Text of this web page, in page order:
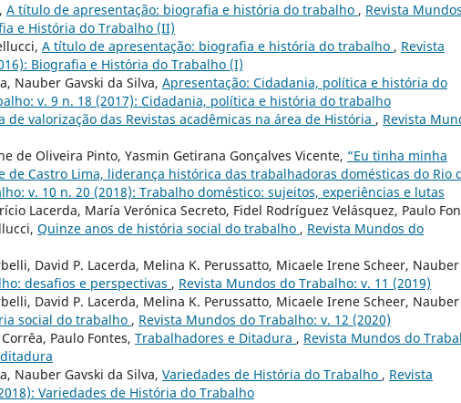
A título de apresentação: biografia e história do trabalho , Revista
e História do Trabalho (II)
A título de apresentação: biografia e história do trabalho , Revista
Biografia e História do Trabalho (I)
Nauber Gavski da Silva, Apresentação: Cidadania, política e história do
v. 9 n. 18 (2017): Cidadania, política e história do trabalho
de valorização das Revistas acadêmicas na área de História , Revista
de Oliveira Pinto, Yasmin Getirana Gonçalves Vicente, “Eu tinha minha
de Castro Lima, liderança histórica das trabalhadoras domésticas do Rio
v. 10 n. 20 (2018): Trabalho doméstico: sujeitos, experiências e lutas
Lacerda, María Verónica Secreto, Fidel Rodríguez Velásquez, Paulo
Quinze anos de história social do trabalho , Revista Mundos do
David P. Lacerda, Melina K. Perussatto, Micaele Irene Scheer, Nauber
desafios e perspectivas , Revista Mundos do Trabalho: v. 11 (2019)
David P. Lacerda, Melina K. Perussatto, Micaele Irene Scheer, Nauber
social do trabalho , Revista Mundos do Trabalho: v. 12 (2020)
Paulo Fontes, Trabalhadores e Ditadura , Revista Mundos do
Nauber Gavski da Silva, Variedades de História do Trabalho , Revista
Variedades de História do Trabalho